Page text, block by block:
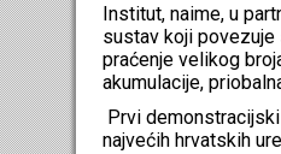
Institut, naime, u
sustav koji povezuje
praćenje velikog
akumulacije,
Prvi
najvećih hrvatskih